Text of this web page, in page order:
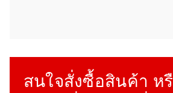
สนใจสั่งซื้อสินค้า ห